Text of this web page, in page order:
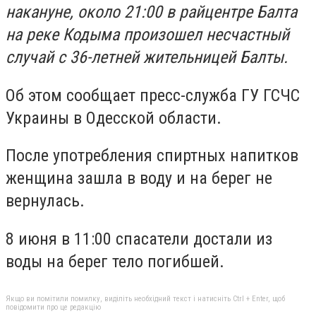
накануне, около 21:00 в райцентре Балта
на реке Кодыма произошел несчастный
случай с 36-летней жительницей Балты.
Об этом сообщает пресс-служба ГУ ГСЧС
Украины в Одесской области.
После употребления спиртных напитков
женщина зашла в воду и на берег не
вернулась.
8 июня в 11:00 спасатели достали из
воды на берег тело погибшей.
Якщо ви помітили помилку, виділіть необхідний текст і натисніть Ctrl + Enter, щоб
повідомити про це редакцію